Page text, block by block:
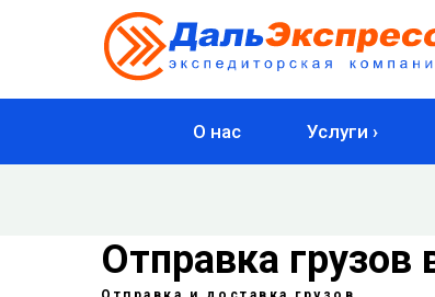
О нас Услуги ›
Отправка грузов